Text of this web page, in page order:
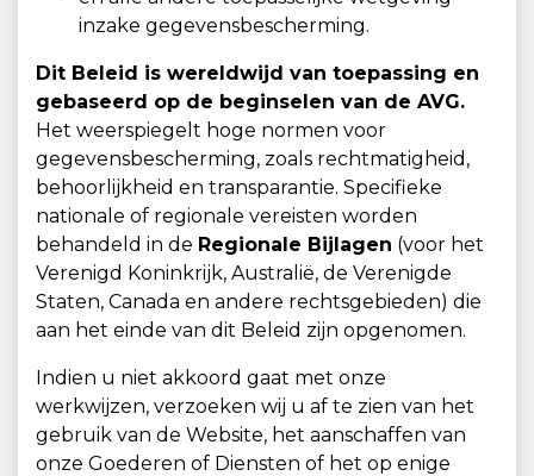
inzake gegevensbescherming.
Dit Beleid is wereldwijd van toepassing en
gebaseerd op de beginselen van de AVG.
Het weerspiegelt hoge normen voor
gegevensbescherming, zoals rechtmatigheid,
behoorlijkheid en transparantie. Specifieke
nationale of regionale vereisten worden
behandeld in de Regionale Bijlagen (voor het
Verenigd Koninkrijk, Australië, de Verenigde
Staten, Canada en andere rechtsgebieden) die
aan het einde van dit Beleid zijn opgenomen.
Indien u niet akkoord gaat met onze
werkwijzen, verzoeken wij u af te zien van het
gebruik van de Website, het aanschaffen van
onze Goederen of Diensten of het op enige